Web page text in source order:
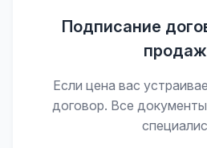
Подписание
Если цена вас
договор. Все